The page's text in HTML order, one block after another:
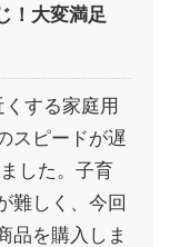
！大変満足
する家庭用
スピードが遅
した。子育
難しく、今回
品を購入しま